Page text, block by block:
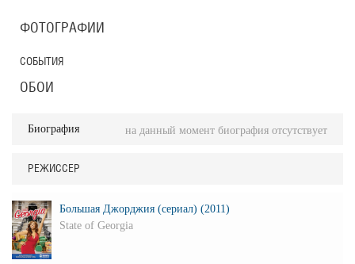
ФОТОГРАФИИ
СОБЫТИЯ
ОБОИ
Биография на данный момент биография отсутствует
РЕЖИССЕР
Большая Джорджия (сериал) (2011)
State of Georgia